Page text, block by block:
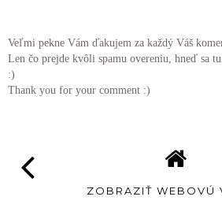
Veľmi pekne Vám ďakujem za každý Váš
Len čo prejde kvôli spamu overeniu, hneď sa
:)
Thank you for your comment :)
ZOBRAZIŤ WEBOVÚ